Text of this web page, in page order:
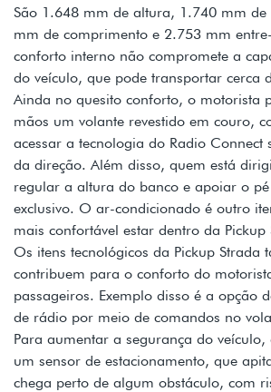
São 1.648 mm de altura, 1.740 mm
mm de comprimento e 2.753 mm
conforto interno não compromete a
do veículo, que pode transportar cerca
Ainda no quesito conforto, o motorista
mãos um volante revestido em couro,
acessar a tecnologia do Radio Connect
da direção. Além disso, quem está
regular a altura do banco e apoiar o
exclusivo. O ar-condicionado é outro
mais confortável estar dentro da Pickup
Os itens tecnológicos da Pickup Strada
contribuem para o conforto do
passageiros. Exemplo disso é a opção
de rádio por meio de comandos no
Para aumentar a segurança do veículo,
um sensor de estacionamento, que
chega perto de algum obstáculo, com